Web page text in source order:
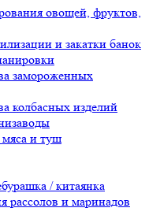
овощей, фруктов,
и закатки банок
замороженных
колбасных изделий
и туш
/ китаянка
рассолов и маринадов